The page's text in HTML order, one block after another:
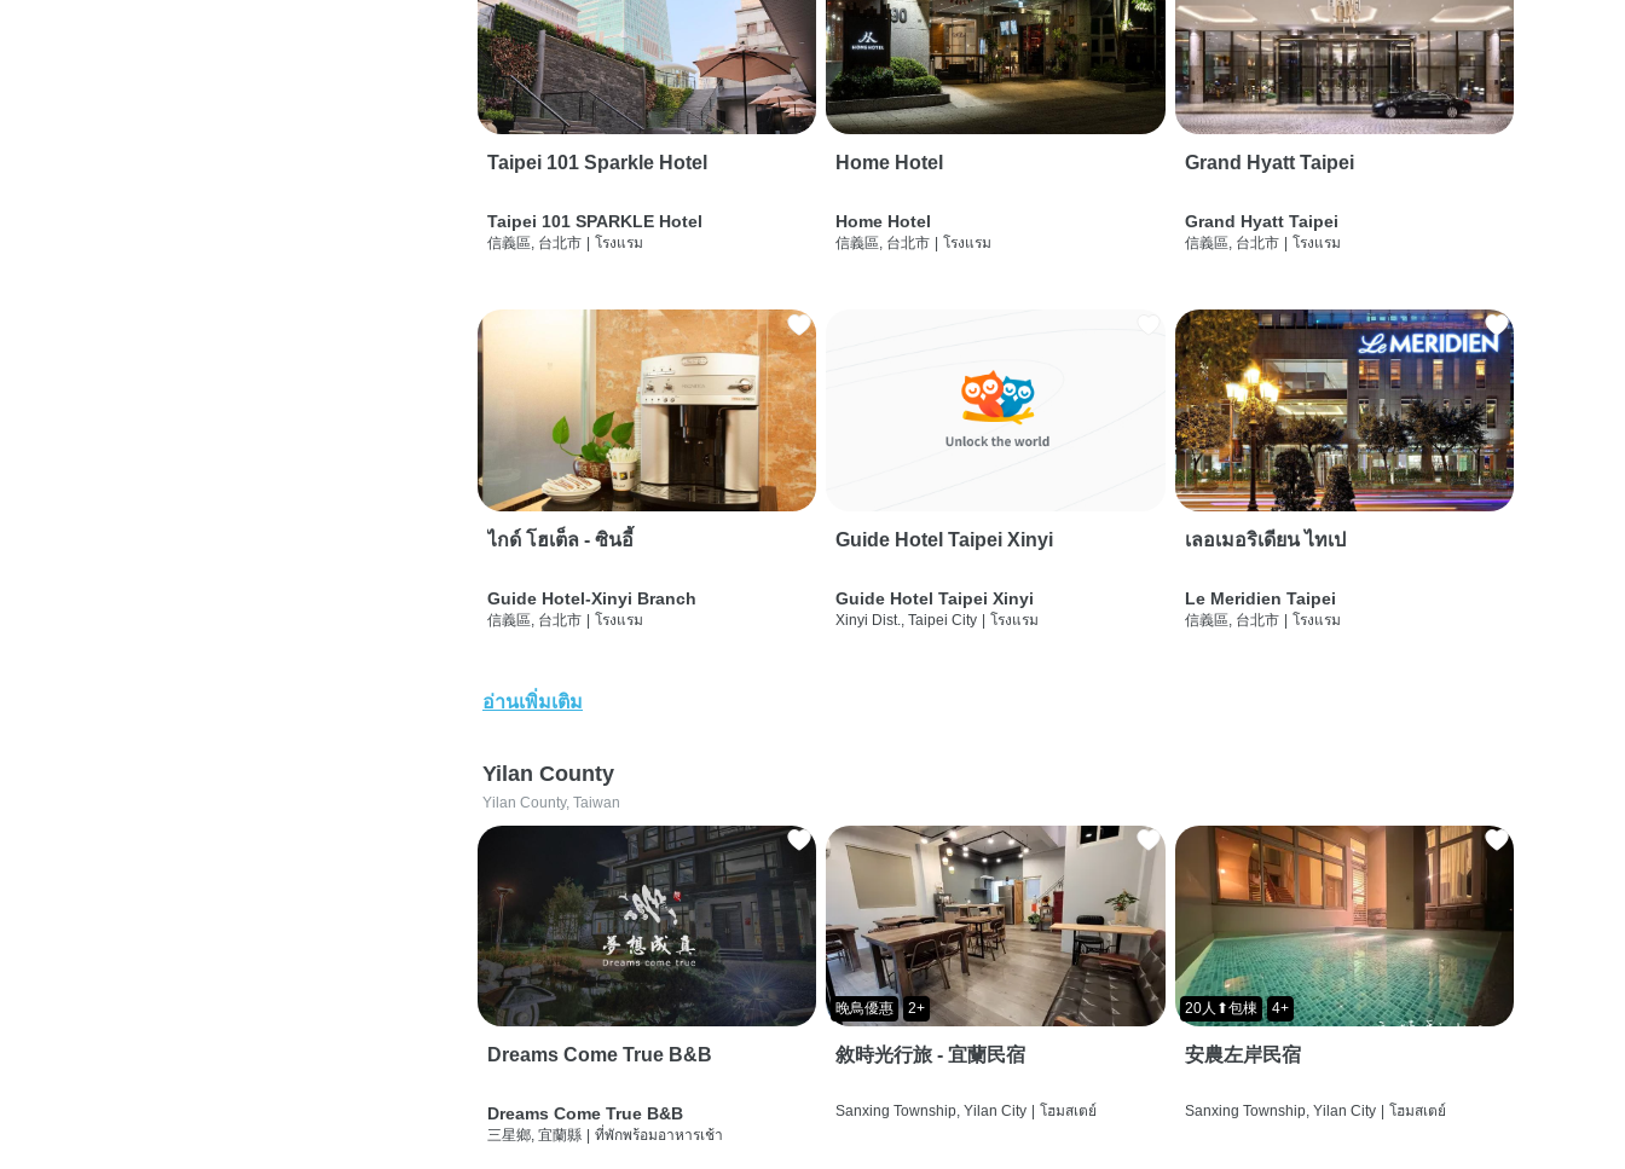
Taipei 101 Sparkle Hotel
Taipei 101 SPARKLE Hotel
信義區, 台北市 โรงแรม
Home Hotel
Home Hotel
信義區, 台北市 โรงแรม
Grand Hyatt Taipei
Grand Hyatt Taipei
信義區, 台北市 โรงแรม
ไกด์ โฮเต็ล - ซินอี้
Guide Hotel-Xinyi Branch
信義區, 台北市 | โรงแรม
Guide Hotel Taipei Xinyi
Guide Hotel Taipei Xinyi
Xinyi Dist., Taipei City | โรงแรม
เลอเมอริเดียน ไทเป
Le Meridien Taipei
信義區, 台北市 | โรงแรม
อ่านเพิ่มเติม
Yilan County
Yilan County, Taiwan
Dreams Come True B&B
Dreams Come True B&B
三星鄉, 宜蘭縣 | ที่พักพร้อมอาหารเช้า
晚鳥優惠 2+
敘時光行旅 - 宜蘭民宿
Sanxing Township, Yilan City | โฮมสเตย์
20人⬆包棟 4+
安農左岸民宿
Sanxing Township, Yilan City | โฮมสเตย์